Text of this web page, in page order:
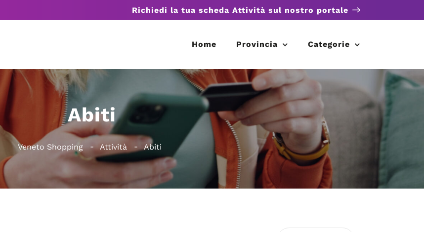
Richiedi la tua scheda Attività sul nostro portale
Home Provincia Categorie
Abiti
Veneto Shopping Attività Abiti